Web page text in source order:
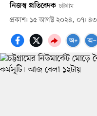
নিজস্ব প্রতিবেদক চট্টগ্রাম
প্রকাশ: ১৫ আগস্ট ২০২৪, ০৭: ৪৩